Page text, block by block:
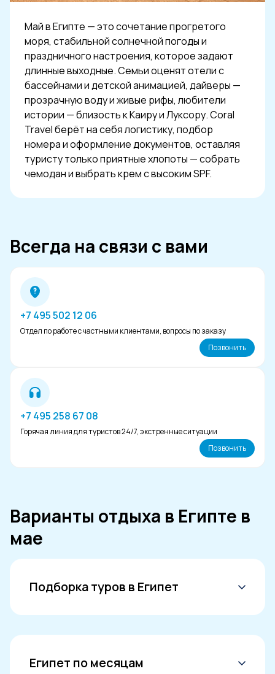
Май в Египте — это сочетание прогретого
моря, стабильной солнечной погоды и
праздничного настроения, которое задают
длинные выходные. Семьи оценят отели с
бассейнами и детской анимацией, дайверы —
прозрачную воду и живые рифы, любители
истории — близость к Каиру и Луксору. Coral
Travel берёт на себя логистику, подбор
номера и оформление документов, оставляя
туристу только приятные хлопоты — собрать
чемодан и выбрать крем с высоким SPF.
Всегда на связи с вами
+7 495 502 12 06
Отдел по работе с частными клиентами, вопросы по заказу
Позвонить
+7 495 258 67 08
Горячая линия для туристов 24/7, экстренные ситуации
Позвонить
Варианты отдыха в Египте в
мае
Подборка туров в Египет
Отели Шарм-эш-Шейха
Египет по месяцам